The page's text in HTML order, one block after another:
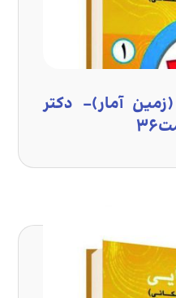
آمار)- دکتر